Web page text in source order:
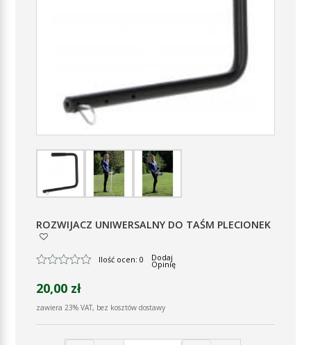
ROZWIJACZ UNIWERSALNY DO TAŚM PLECIONEK
Ilość ocen: 0 Dodaj
Opinię
20,00 zł
zawiera 23% VAT, bez kosztów dostawy